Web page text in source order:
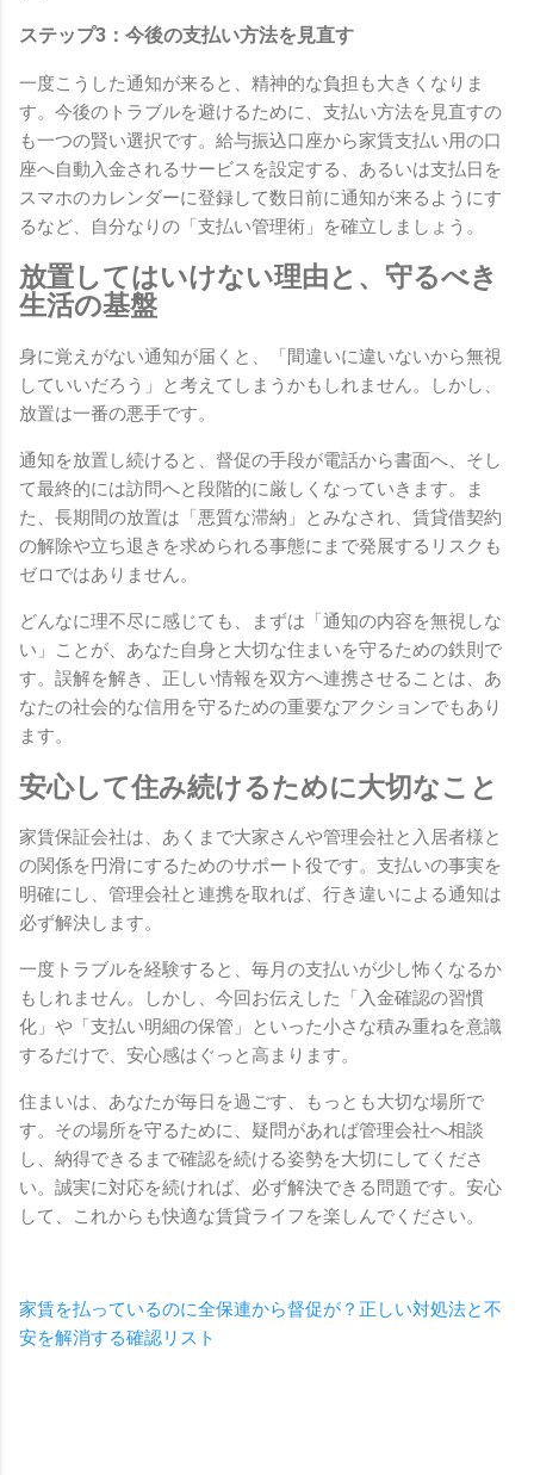
ステップ3：今後の支払い方法を見直す
一度こうした通知が来ると、精神的な負担も大きくなりま
す。今後のトラブルを避けるために、支払い方法を見直すの
も一つの賢い選択です。給与振込口座から家賃支払い用の口
座へ自動入金されるサービスを設定する、あるいは支払日を
スマホのカレンダーに登録して数日前に通知が来るようにす
るなど、自分なりの「支払い管理術」を確立しましょう。
放置してはいけない理由と、守るべき
生活の基盤
身に覚えがない通知が届くと、「間違いに違いないから無視
していいだろう」と考えてしまうかもしれません。しかし、
放置は一番の悪手です。
通知を放置し続けると、督促の手段が電話から書面へ、そし
て最終的には訪問へと段階的に厳しくなっていきます。ま
た、長期間の放置は「悪質な滞納」とみなされ、賃貸借契約
の解除や立ち退きを求められる事態にまで発展するリスクも
ゼロではありません。
どんなに理不尽に感じても、まずは「通知の内容を無視しな
い」ことが、あなた自身と大切な住まいを守るための鉄則で
す。誤解を解き、正しい情報を双方へ連携させることは、あ
なたの社会的な信用を守るための重要なアクションでもあり
ます。
安心して住み続けるために大切なこと
家賃保証会社は、あくまで大家さんや管理会社と入居者様と
の関係を円滑にするためのサポート役です。支払いの事実を
明確にし、管理会社と連携を取れば、行き違いによる通知は
必ず解決します。
一度トラブルを経験すると、毎月の支払いが少し怖くなるか
もしれません。しかし、今回お伝えした「入金確認の習慣
化」や「支払い明細の保管」といった小さな積み重ねを意識
するだけで、安心感はぐっと高まります。
住まいは、あなたが毎日を過ごす、もっとも大切な場所で
す。その場所を守るために、疑問があれば管理会社へ相談
し、納得できるまで確認を続ける姿勢を大切にしてくださ
い。誠実に対応を続ければ、必ず解決できる問題です。安心
して、これからも快適な賃貸ライフを楽しんでください。
家賃を払っているのに全保連から督促が？正しい対処法と不
安を解消する確認リスト